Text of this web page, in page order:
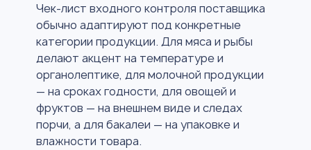
Чек-лист входного контроля поставщика
обычно адаптируют под конкретные
категории продукции. Для мяса и рыбы
делают акцент на температуре и
органолептике, для молочной продукции
— на сроках годности, для овощей и
фруктов — на внешнем виде и следах
порчи, а для бакалеи — на упаковке и
влажности товара.